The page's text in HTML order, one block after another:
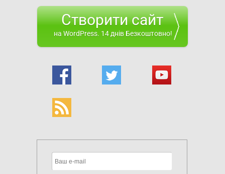
Створити сайт
на WordPress. 14 днів Безкоштовно!